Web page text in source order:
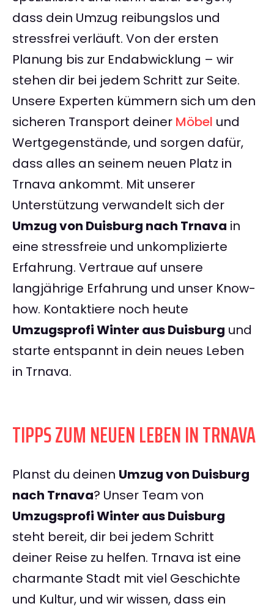
dass dein Umzug reibungslos und
stressfrei verläuft. Von der ersten
Planung bis zur Endabwicklung – wir
stehen dir bei jedem Schritt zur Seite.
Unsere Experten kümmern sich um den
sicheren Transport deiner Möbel und
Wertgegenstände, und sorgen dafür,
dass alles an seinem neuen Platz in
Trnava ankommt. Mit unserer
Unterstützung verwandelt sich der
Umzug von Duisburg nach Trnava in
eine stressfreie und unkomplizierte
Erfahrung. Vertraue auf unsere
langjährige Erfahrung und unser Know-
how. Kontaktiere noch heute
Umzugsprofi Winter aus Duisburg und
starte entspannt in dein neues Leben
in Trnava.
TIPPS ZUM NEUEN LEBEN IN TRNAVA
Planst du deinen Umzug von Duisburg
nach Trnava? Unser Team von
Umzugsprofi Winter aus Duisburg
steht bereit, dir bei jedem Schritt
deiner Reise zu helfen. Trnava ist eine
charmante Stadt mit viel Geschichte
und Kultur, und wir wissen, dass ein